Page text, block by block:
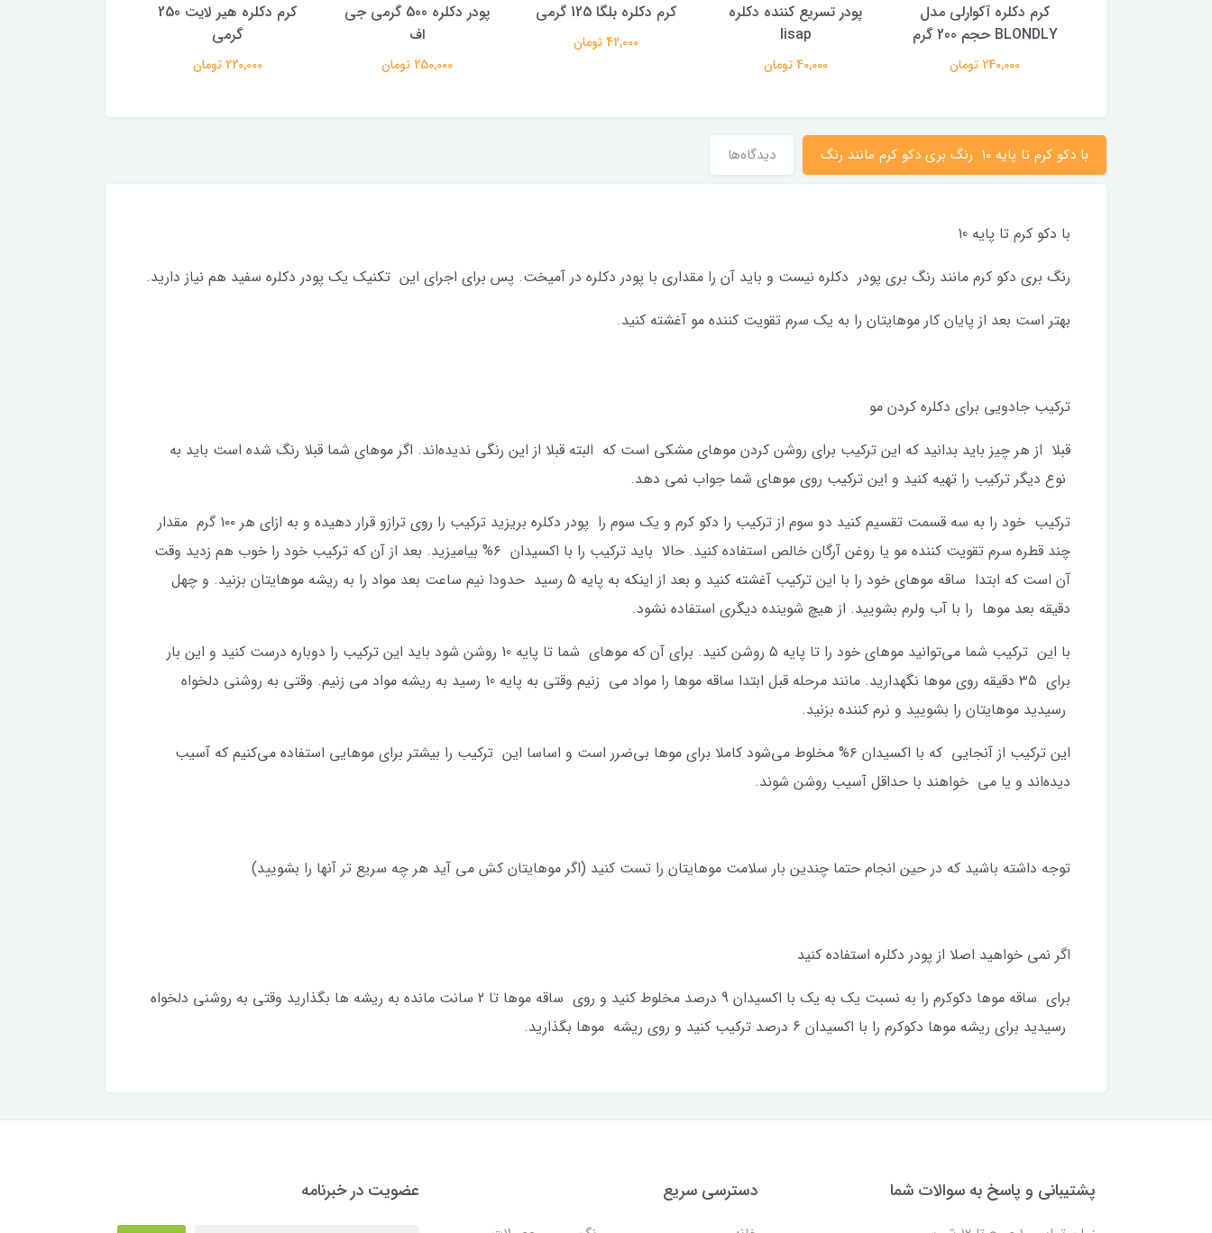
کرم دکلره آکوارلی مدل
BLONDLY حجم 200 گرم
پودر تسریع کننده دکلره
کرم دکلره بلگا 125 گرمی
پودر دکلره 500 گرمی جی
کرم دکلره هیر لایت 250
کرم دکلره آکوارلی مدل
با دکو کرم تا پایه 10 ‌ رنگ بری دکو کرم مانند رنگ دیدگاه‌ها
با دکو کرم تا پایه 10 ‌
رنگ بری دکو کرم مانند رنگ بری پودر دکلره نیست و باید آن را مقداری با پودر دکلره در آمیخت. پس برای اجرای این تکنیک یک پودر دکلره سفید هم نیاز دارید.
بهتر است بعد از پایان کار موهایتان را به یک سرم تقویت کننده مو آغشته کنید.
ترکیب جادویی برای دکلره کردن مو
قبلا از هر چیز باید بدانید که این ترکیب برای روشن کردن موهای مشکی است که البته قبلا از این رنگی ندیده‌اند. اگر موهای شما قبلا رنگ شده است باید به
نوع دیگر ترکیب را تهیه کنید و این ترکیب روی موهای شما جواب نمی دهد.
ترکیب خود را به سه قسمت تقسیم کنید دو سوم از ترکیب را دکو کرم و یک سوم را پودر دکلره بریزید ترکیب را روی ترازو قرار دهیده و به ازای هر ۱۰۰ گرم مقدار
چند قطره سرم تقویت کننده مو یا روغن آرگان خالص استفاده کنید. حالا باید ترکیب را با اکسیدان ۶% بیامیزید. بعد از آن که ترکیب خود را خوب هم زدید وقت
آن است که ابتدا ساقه موهای خود را با این ترکیب آغشته کنید و بعد از اینکه به پایه 5 رسید حدودا نیم ساعت بعد مواد را به ریشه موهایتان بزنید. و چهل
دقیقه بعد موها را با آب ولرم بشویید. از هیچ شوینده دیگری استفاده نشود.
با این ترکیب شما می‌توانید موهای خود را تا پایه ۵ روشن کنید. برای آن که موهای شما تا پایه 10 روشن شود باید این ترکیب را دوباره درست کنید و این بار
برای ۳۵ دقیقه روی موها نگهدارید. مانند مرحله قبل ابتدا ساقه موها را مواد می زنیم وقتی به پایه 10 رسید به ریشه مواد می زنیم. وقتی به روشنی دلخواه
رسیدید موهایتان را بشویید و نرم کننده بزنید.
این ترکیب از آنجایی که با اکسیدان ۶% مخلوط می‌شود کاملا برای موها بی‌ضرر است و اساسا این ترکیب را بیشتر برای موهایی استفاده می‌کنیم که آسیب
دیده‌اند و یا می خواهند با حداقل آسیب روشن شوند.
توجه داشته باشید که در حین انجام حتما چندین بار سلامت موهایتان را تست کنید (اگر موهایتان کش می آید هر چه سریع تر آنها را بشویید)
اگر نمی خواهید اصلا از پودر دکلره استفاده کنید
برای ساقه موها دکوکرم را به نسبت یک به یک با اکسیدان 9 درصد مخلوط کنید و روی ساقه موها تا 2 سانت مانده به ریشه ها بگذارید وقتی به روشنی دلخواه
رسیدید برای ریشه موها دکوکرم را با اکسیدان 6 درصد ترکیب کنید و روی ریشه موها بگذارید.
پشتیبانی و پاسخ به سوالات شما دسترسی سریع عضویت در خبرنامه